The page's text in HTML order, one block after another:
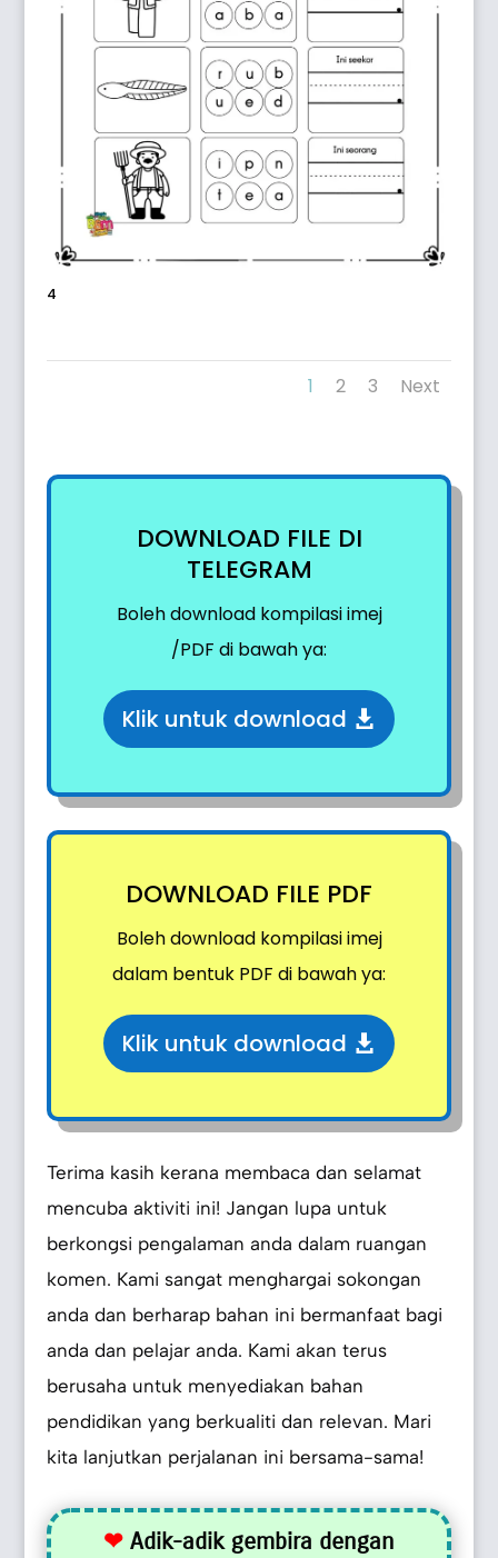
4
1 2 3 Next
DOWNLOAD FILE DI
TELEGRAM
Boleh download kompilasi imej
/PDF di bawah ya:
Klik untuk download
DOWNLOAD FILE PDF
Boleh download kompilasi imej
dalam bentuk PDF di bawah ya:
Klik untuk download
Terima kasih kerana membaca dan selamat
mencuba aktiviti ini! Jangan lupa untuk
berkongsi pengalaman anda dalam ruangan
komen. Kami sangat menghargai sokongan
anda dan berharap bahan ini bermanfaat bagi
anda dan pelajar anda. Kami akan terus
berusaha untuk menyediakan bahan
pendidikan yang berkualiti dan relevan. Mari
kita lanjutkan perjalanan ini bersama-sama!
❤ Adik-adik gembira dengan